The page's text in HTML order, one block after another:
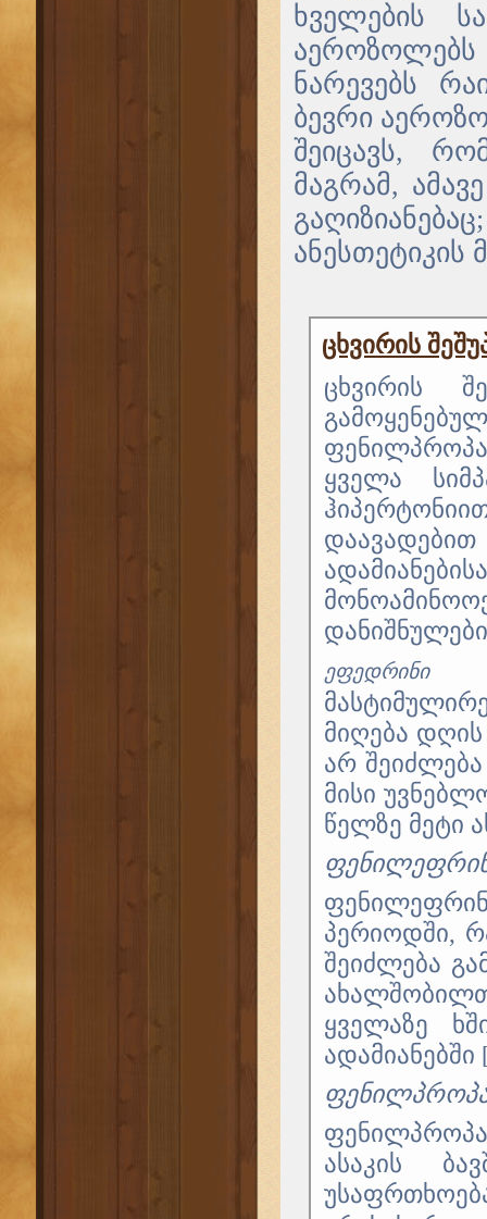
ხველების
ნარევებს
ბევრი
შეიცავს,
მაგრამ,
ანესთეტიკის
ცხვირის
ცხვირის
ყველა
ეფედრინი
მიღება დღის
არ
მისი
წელზე მეტი
პერიოდში,
შეიძლება
ყველაზე
ადამიანებში
ასაკის